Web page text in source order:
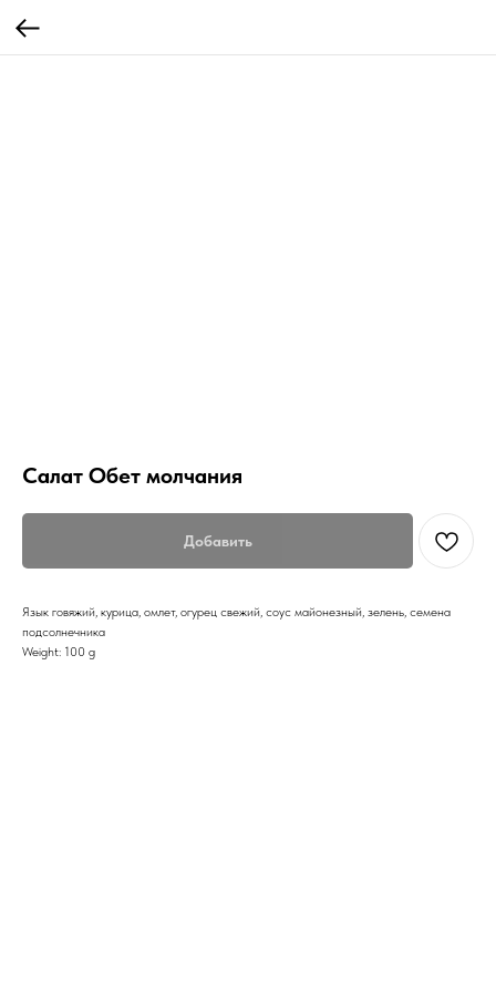
Салат Обет молчания
Добавить
Язык говяжий, курица, омлет, огурец свежий, соус майонезный, зелень, семена
подсолнечника
Weight: 100 g